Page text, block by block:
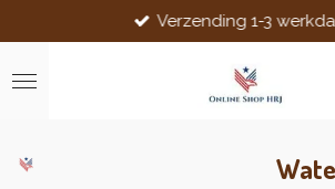
direct
naar
de
Verzending 1-3